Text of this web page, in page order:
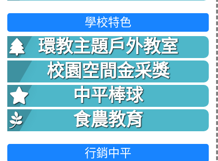
學校特色
環教主題戶外教室
校園空間金采獎
中平棒球
食農教育
行銷中平